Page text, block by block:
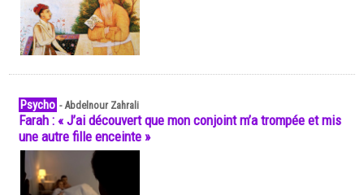
Psycho -Abdelnour Zahrali
Farah : « J’ai découvert que mon conjoint m’a trompée et mis
une autre fille enceinte »